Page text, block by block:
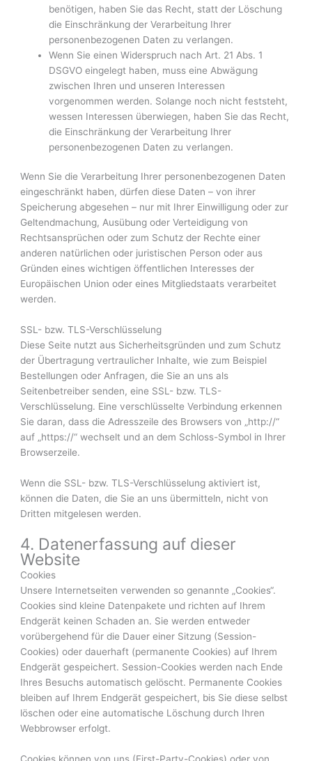
benötigen, haben Sie das Recht, statt der Löschung
die Einschränkung der Verarbeitung Ihrer
personenbezogenen Daten zu verlangen.
Wenn Sie einen Widerspruch nach Art. 21 Abs. 1
DSGVO eingelegt haben, muss eine Abwägung
zwischen Ihren und unseren Interessen
vorgenommen werden. Solange noch nicht feststeht,
wessen Interessen überwiegen, haben Sie das Recht,
die Einschränkung der Verarbeitung Ihrer
personenbezogenen Daten zu verlangen.
Wenn Sie die Verarbeitung Ihrer personenbezogenen Daten
eingeschränkt haben, dürfen diese Daten – von ihrer
Speicherung abgesehen – nur mit Ihrer Einwilligung oder zur
Geltendmachung, Ausübung oder Verteidigung von
Rechtsansprüchen oder zum Schutz der Rechte einer
anderen natürlichen oder juristischen Person oder aus
Gründen eines wichtigen öffentlichen Interesses der
Europäischen Union oder eines Mitgliedstaats verarbeitet
werden.
SSL- bzw. TLS-Verschlüsselung
Diese Seite nutzt aus Sicherheitsgründen und zum Schutz
der Übertragung vertraulicher Inhalte, wie zum Beispiel
Bestellungen oder Anfragen, die Sie an uns als
Seitenbetreiber senden, eine SSL- bzw. TLS-
Verschlüsselung. Eine verschlüsselte Verbindung erkennen
Sie daran, dass die Adresszeile des Browsers von „http://“
auf „https://“ wechselt und an dem Schloss-Symbol in Ihrer
Browserzeile.
Wenn die SSL- bzw. TLS-Verschlüsselung aktiviert ist,
können die Daten, die Sie an uns übermitteln, nicht von
Dritten mitgelesen werden.
4. Datenerfassung auf dieser
Website
Cookies
Unsere Internetseiten verwenden so genannte „Cookies“.
Cookies sind kleine Datenpakete und richten auf Ihrem
Endgerät keinen Schaden an. Sie werden entweder
vorübergehend für die Dauer einer Sitzung (Session-
Cookies) oder dauerhaft (permanente Cookies) auf Ihrem
Endgerät gespeichert. Session-Cookies werden nach Ende
Ihres Besuchs automatisch gelöscht. Permanente Cookies
bleiben auf Ihrem Endgerät gespeichert, bis Sie diese selbst
löschen oder eine automatische Löschung durch Ihren
Webbrowser erfolgt.
Cookies können von uns (First-Party-Cookies) oder von